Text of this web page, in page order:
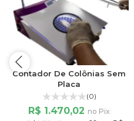
Contador De Colônias Sem
Placa
(0)
R$ 1.470,02 no Pix